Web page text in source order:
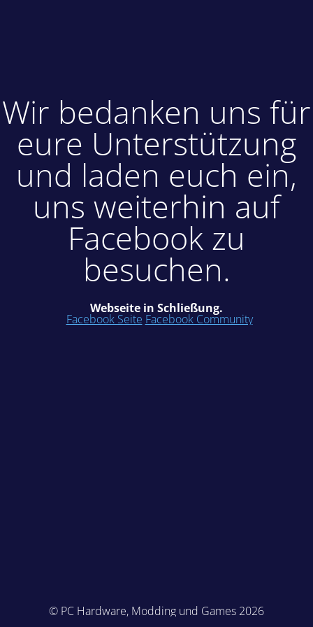
Wir bedanken uns für
eure Unterstützung
und laden euch ein,
uns weiterhin auf
Facebook zu
besuchen.
Webseite in Schließung.
Facebook Seite Facebook Community
© PC Hardware, Modding und Games 2026